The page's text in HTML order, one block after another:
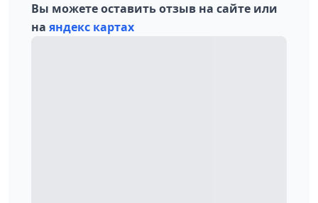
Вы можете оставить отзыв на сайте или
на яндекс картах